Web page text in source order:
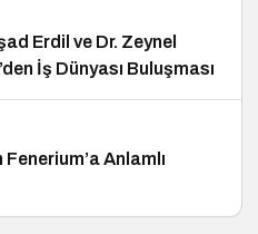
Erdil ve Dr. Zeynel
İş Dünyası Buluşması
Anlamlı